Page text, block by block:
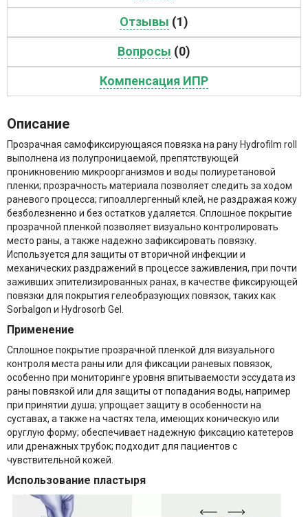
Отзывы (1)
Вопросы (0)
Компенсация ИПР
Описание
Прозрачная самофиксирующаяся повязка на рану Hydrofilm roll
выполнена из полупроницаемой, препятствующей
проникновению микроорганизмов и воды полиуретановой
пленки; прозрачность материала позволяет следить за ходом
раневого процесса; гипоаллергенный клей, не раздражая кожу
безболезненно и без остатков удаляется. Сплошное покрытие
прозрачной пленкой позволяет визуально контролировать
место раны, а также надежно зафиксировать повязку.
Используется для защиты от вторичной инфекции и
механических раздражений в процессе заживления, при почти
заживших эпителизированных ранах, в качестве фиксирующей
повязки для покрытия гелеобразующих повязок, таких как
Sorbalgon и Hydrosorb Gel.
Применение
Сплошное покрытие прозрачной пленкой для визуального
контроля места раны или для фиксации раневых повязок,
особенно при мониторинге уровня впитываемости эссудата из
раны повязкой или для защиты от попадания воды, например
при принятии душа; упрощает защиту в особенности на
суставах, а также на частях тела, имеющих коническую или
оруглую форму; обеспечивает надежную фиксацию катетеров
или дренажных трубок; подходит для пациентов с
чувствительной кожей.
Использование пластыря